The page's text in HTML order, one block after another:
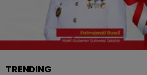
TRENDING